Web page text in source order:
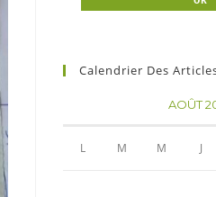
Calendrier Des
AOÛT
L M M J